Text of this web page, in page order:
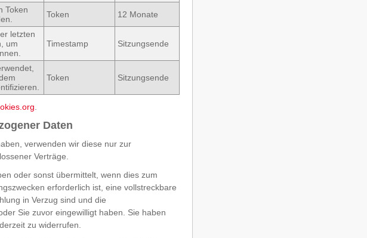
Token
Token 12 Monate
letzten
um
Timestamp Sitzungsende
Token Sitzungsende
Daten
verwenden wir diese nur zur
Verträge.
oder sonst übermittelt, wenn dies zum
erforderlich ist, eine vollstreckbare
in Verzug sind und die
Sie zuvor eingewilligt haben. Sie haben
zu widerrufen.